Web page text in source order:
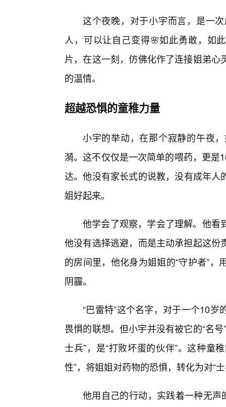
这个夜晚，对于小宇而言，是一
人，可以让自己变得🌸如此勇敢，如
片，在这一刻，仿佛化作了连接姐弟
的温情。
超越恐惧的童稚力量
小宇的举动，在那个寂静的午夜
漪。这不仅仅是一次简单的喂药，更
达。他没有家长式的说教，没有成年
姐好起来。
他学会了观察，学会了理解。他看
他没有选择逃避，而是主动承担起这
的房间里，他化身为姐姐的“守护者”
阴霾。
“巴雷特”这个名字，对于一个10
畏惧的联想。但小宇并没有被它的“名
士兵”，是“打败坏蛋的伙伴”。这种童
性”，将姐姐对药物的恐惧，转化为对“
他用自己的行动，实践着一种无声